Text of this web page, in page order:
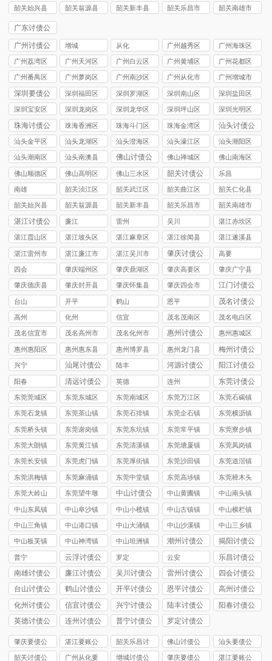
司
讨债公司
讨债公司
讨债公司
讨债公司
韶关始兴县
讨债公司
韶关翁源县
韶关新丰县
韶关乐昌市
韶关南雄市
广东讨债公
司
广州讨债公
司
增城 从化
广州越秀区
讨债公司
广州海珠区
讨债公司
广州荔湾区
讨债公司
广州天河区
讨债公司
广州白云区
讨债公司
广州黄埔区
讨债公司
广州花都区
讨债公司
广州番禺区
讨债公司
广州萝岗区
讨债公司
广州南沙区
讨债公司
广州从化市
讨债公司
广州增城市
讨债公司
深圳要债公
司
深圳福田区
要债公司
深圳罗湖区
要债公司
深圳南山区
要债公司
深圳盐田区
要债公司
深圳宝安区
要债公司
深圳龙岗区
要债公司
深圳龙华区
要债公司
深圳坪山区
要债公司
深圳光明区
要债公司
珠海讨债公
司
珠海香洲区
讨债公司
珠海斗门区
讨债公司
珠海金湾区
讨债公司
汕头讨债公
司
汕头金平区
讨债公司
汕头龙湖区
讨债公司
汕头澄海区
讨债公司
汕头濠江区
讨债公司
汕头潮阳区
讨债公司
汕头潮南区
讨债公司
汕头南澳县
讨债公司
佛山讨债公
司
佛山禅城区
讨债公司
佛山南海区
讨债公司
佛山顺德区
讨债公司
佛山高明区
讨债公司
佛山三水区
讨债公司
韶关讨债公
司
乐昌
南雄
韶关浈江区
讨债公司
韶关武江区
讨债公司
韶关曲江区
讨债公司
韶关仁化县
讨债公司
韶关始兴县
讨债公司
韶关翁源县
讨债公司
韶关新丰县
讨债公司
韶关乐昌市
讨债公司
韶关南雄市
讨债公司
湛江讨债公
司
廉江 雷州 吴川
湛江赤坎区
讨债公司
湛江霞山区
讨债公司
湛江坡头区
讨债公司
湛江麻章区
讨债公司
湛江徐闻县
讨债公司
湛江遂溪县
讨债公司
湛江雷州市
讨债公司
湛江廉江市
讨债公司
湛江吴川市
讨债公司
肇庆讨债公
司
高要
四会
肇庆端州区
讨债公司
肇庆鼎湖区
讨债公司
肇庆高要区
讨债公司
肇庆广宁县
讨债公司
肇庆德庆县
讨债公司
肇庆封开县
讨债公司
肇庆怀集县
讨债公司
肇庆四会市
讨债公司
江门讨债公
司
台山 开平 鹤山 恩平
茂名讨债公
司
高州 化州 信宜
茂名茂南区
讨债公司
茂名电白区
讨债公司
茂名信宜市
讨债公司
茂名高州市
讨债公司
茂名化州市
讨债公司
惠州讨债公
司
惠州惠城区
讨债公司
惠州惠阳区
讨债公司
惠州惠东县
讨债公司
惠州博罗县
讨债公司
惠州龙门县
讨债公司
梅州讨债公
司
兴宁
汕尾讨债公
司
陆丰
河源讨债公
司
阳江讨债公
司
阳春
清远讨债公
司
英德 连州
东莞讨债公
司
东莞莞城区
讨债公司
东莞东城区
讨债公司
东莞南城区
讨债公司
东莞万江区
讨债公司
东莞石碣镇
讨债公司
东莞石龙镇
讨债公司
东莞茶山镇
讨债公司
东莞石排镇
讨债公司
东莞企石镇
讨债公司
东莞横沥镇
讨债公司
东莞桥头镇
讨债公司
东莞谢岗镇
讨债公司
东莞东坑镇
讨债公司
东莞常平镇
讨债公司
东莞寮步镇
讨债公司
东莞大朗镇
讨债公司
东莞黄江镇
讨债公司
东莞清溪镇
讨债公司
东莞塘厦镇
讨债公司
东莞凤岗镇
讨债公司
东莞长安镇
讨债公司
东莞虎门镇
讨债公司
东莞厚街镇
讨债公司
东莞沙田镇
讨债公司
东莞道滘镇
讨债公司
东莞洪梅镇
讨债公司
东莞麻涌镇
讨债公司
东莞中堂镇
讨债公司
东莞高埗镇
讨债公司
东莞樟木头
镇讨债公司
东莞大岭山
镇讨债公司
东莞望牛墩
镇讨债公司
中山讨债公
司
中山黄圃镇
讨债公司
中山南头镇
讨债公司
中山东凤镇
讨债公司
中山阜沙镇
讨债公司
中山小榄镇
讨债公司
中山古镇镇
讨债公司
中山横栏镇
讨债公司
中山三角镇
讨债公司
中山港口镇
讨债公司
中山大涌镇
讨债公司
中山沙溪镇
讨债公司
中山三乡镇
讨债公司
中山板芙镇
讨债公司
中山神湾镇
讨债公司
中山坦洲镇
讨债公司
潮州讨债公
司
揭阳讨债公
司
普宁
云浮讨债公
司
罗定 云安
乐昌讨债公
司
南雄讨债公
司
廉江讨债公
司
吴川讨债公
司
雷州讨债公
司
四会讨债公
司
台山讨债公
司
鹤山讨债公
司
开平讨债公
司
恩平讨债公
司
高州讨债公
司
化州讨债公
司
信宜讨债公
司
兴宁讨债公
司
陆丰讨债公
司
阳春讨债公
英德讨债公
司
连州讨债公
司
普宁讨债公
司
罗定讨债公
司
肇庆要债公
司
湛江要账公
司
韶关乐昌讨
债公司
佛山讨债公
司
汕头要债公
司
韶关讨债公 广州从化要 增城讨债公 肇庆要债公 湛江要账公